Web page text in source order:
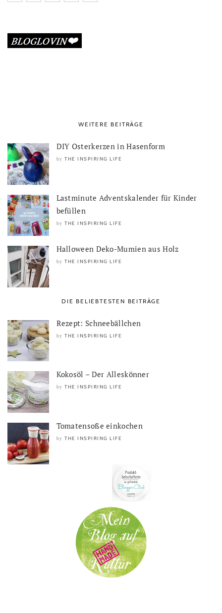
WEITERE BEITRÄGE
DIY Osterkerzen in Hasenform
by THE INSPIRING LIFE
Lastminute Adventskalender für Kinder
befüllen
by THE INSPIRING LIFE
Halloween Deko-Mumien aus Holz
by THE INSPIRING LIFE
DIE BELIEBTESTEN BEITRÄGE
Rezept: Schneebällchen
by THE INSPIRING LIFE
Kokosöl – Der Alleskönner
by THE INSPIRING LIFE
Tomatensoße einkochen
by THE INSPIRING LIFE